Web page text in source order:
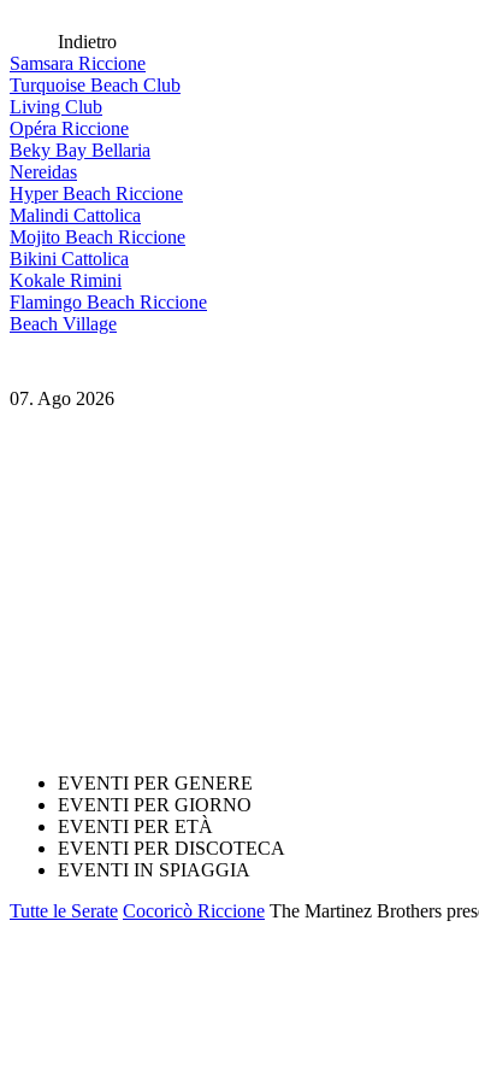
Indietro
Samsara Riccione
Turquoise Beach Club
Living Club
Opéra Riccione
Beky Bay Bellaria
Nereidas
Hyper Beach Riccione
Malindi Cattolica
Mojito Beach Riccione
Bikini Cattolica
Kokale Rimini
Flamingo Beach Riccione
Beach Village
07. Ago 2026
EVENTI PER GENERE
EVENTI PER GIORNO
EVENTI PER ETÀ
EVENTI PER DISCOTECA
EVENTI IN SPIAGGIA
Tutte le Serate Cocoricò Riccione The Martinez Brothers